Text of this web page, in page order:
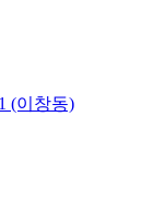
(이창동)